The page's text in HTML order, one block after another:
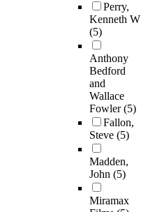
Perry,
Kenneth W
(5)
Anthony
Bedford
and
Wallace
Fowler(5)
Fallon,
Steve (5)
Madden,
John (5)
Miramax